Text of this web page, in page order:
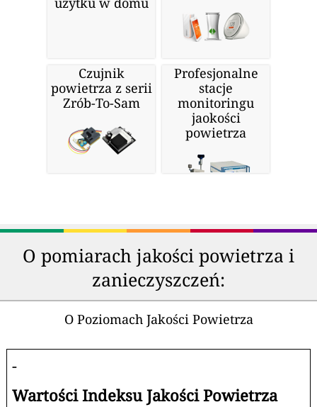
Czujnik
powietrza z serii
Zrób-To-Sam
Profesjonalne
stacje
monitoringu
jaokości
powietrza
O pomiarach jakości powietrza i
zanieczyszczeń:
O Poziomach Jakości Powietrza
-
Wartości Indeksu Jakości Powietrza